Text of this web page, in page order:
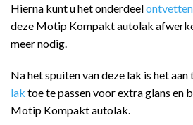
Hierna kunt u het onderdeelontvetten
deze Motip Kompakt autolak
meer nodig.
Na het spuiten van deze lak is het aan
lak toe te passen voor extra glans en
Motip Kompakt autolak.